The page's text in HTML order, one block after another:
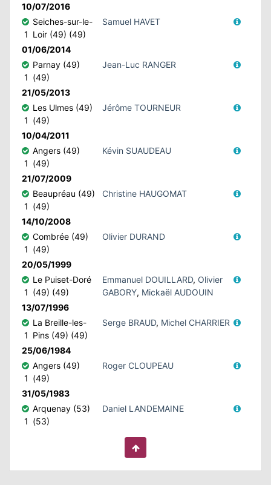
10/07/2016
1
Seiches-sur-le-
Loir (49) (49)
Samuel HAVET
01/06/2014
1
Parnay (49)
(49)
Jean-Luc RANGER
21/05/2013
1
Les Ulmes (49)
(49)
Jérôme TOURNEUR
10/04/2011
1
Angers (49)
(49)
Kévin SUAUDEAU
21/07/2009
1
Beaupréau (49)
(49)
Christine HAUGOMAT
14/10/2008
1
Combrée (49)
(49)
Olivier DURAND
20/05/1999
1
Le Puiset-Doré
(49) (49)
Emmanuel DOUILLARD, Olivier
GABORY, Mickaël AUDOUIN
13/07/1996
1
La Breille-les-
Pins (49) (49)
Serge BRAUD, Michel CHARRIER
25/06/1984
1
Angers (49)
(49)
Roger CLOUPEAU
31/05/1983
1
Arquenay (53)
(53)
Daniel LANDEMAINE